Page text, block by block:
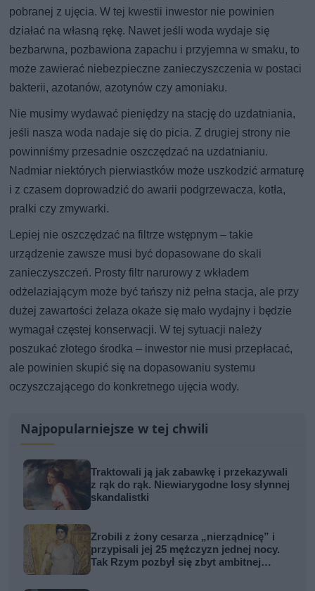
pobranej z ujęcia. W tej kwestii inwestor nie powinien
działać na własną rękę. Nawet jeśli woda wydaje się
bezbarwna, pozbawiona zapachu i przyjemna w smaku, to
może zawierać niebezpieczne zanieczyszczenia w postaci
bakterii, azotanów, azotynów czy amoniaku.
Nie musimy wydawać pieniędzy na stację do uzdatniania,
jeśli nasza woda nadaje się do picia. Z drugiej strony nie
powinniśmy przesadnie oszczędzać na uzdatnianiu.
Nadmiar niektórych pierwiastków może uszkodzić armaturę
i z czasem doprowadzić do awarii podgrzewacza, kotła,
pralki czy zmywarki.
Lepiej nie oszczędzać na filtrze wstępnym – takie
urządzenie zawsze musi być dopasowane do skali
zanieczyszczeń. Prosty filtr narurowy z wkładem
odżelaziającym może być tańszy niż pełna stacja, ale przy
dużej zawartości żelaza okaże się mało wydajny i będzie
wymagał częstej konserwacji. W tej sytuacji należy
poszukać złotego środka – inwestor nie musi przepłacać,
ale powinien skupić się na dopasowaniu systemu
oczyszczającego do konkretnego ujęcia wody.
Najpopularniejsze w tej chwili
Traktowali ją jak zabawkę i przekazywali
z rąk do rąk. Niewiarygodne losy słynnej
skandalistki
Zrobili z żony cesarza „nierządnicę” i
przypisali jej 25 mężczyzn jednej nocy.
Tak Rzym pozbył się zbyt ambitnej